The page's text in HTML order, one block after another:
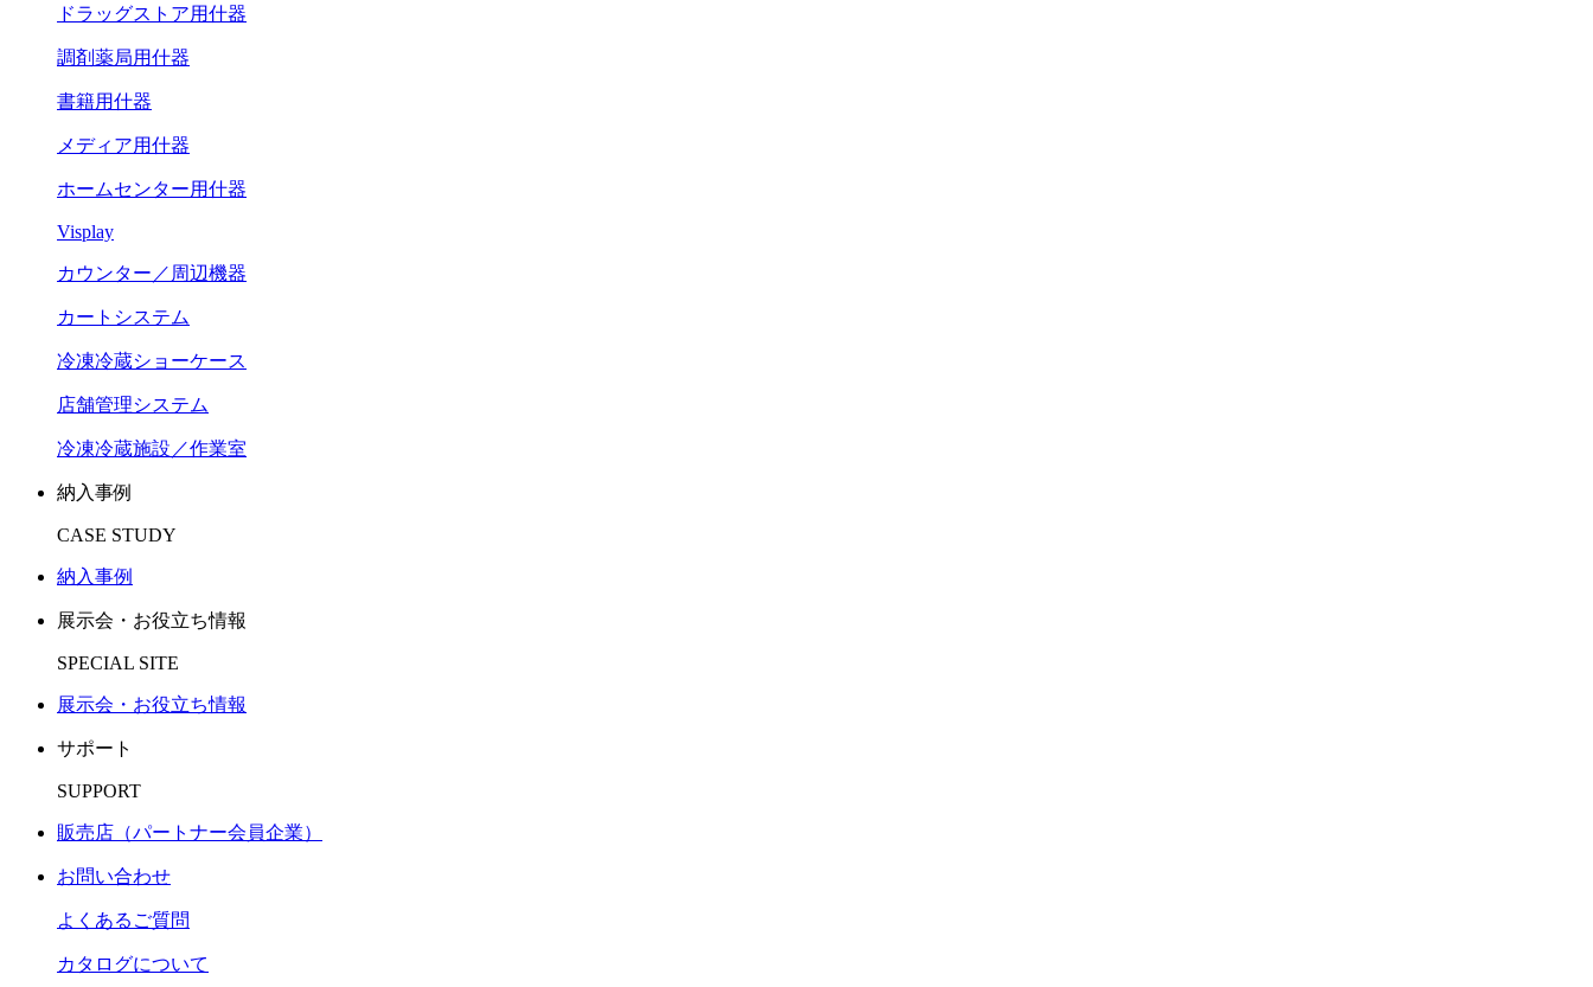
ドラッグストア用什器
調剤薬局用什器
書籍用什器
メディア用什器
ホームセンター用什器
Visplay
カウンター／周辺機器
カートシステム
冷凍冷蔵ショーケース
店舗管理システム
冷凍冷蔵施設／作業室
納入事例
CASE STUDY
納入事例
展示会・お役立ち情報
SPECIAL SITE
展示会・お役立ち情報
サポート
SUPPORT
販売店（パートナー会員企業）
お問い合わせ
よくあるご質問
カタログについて